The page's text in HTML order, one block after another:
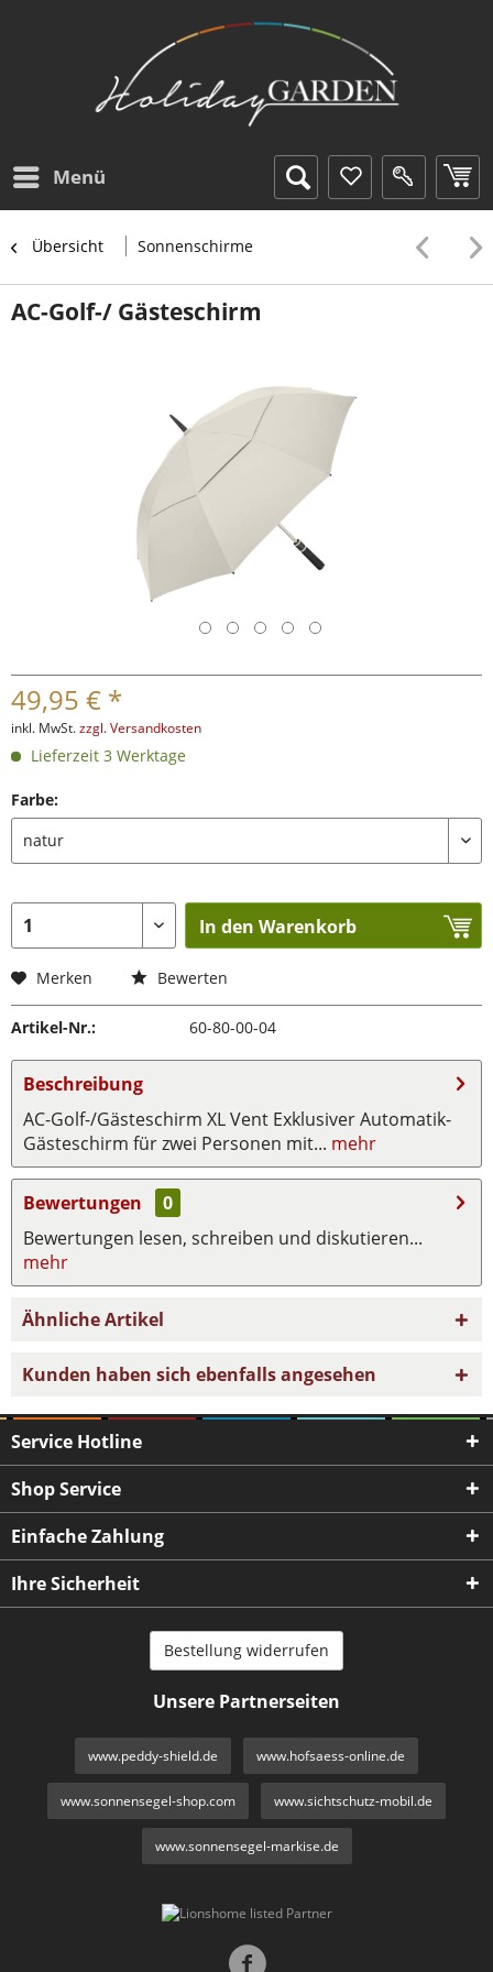
Menü
Übersicht Sonnenschirme
AC-Golf-/ Gästeschirm
49,95 € *
inkl. MwSt.zzgl. Versandkosten
Lieferzeit 3 Werktage
Farbe:
In den Warenkorb
Merken Bewerten
Artikel-Nr.: 60-80-00-04
Beschreibung
AC-Golf-/Gästeschirm XL Vent Exklusiver Automatik-
Gästeschirm für zwei Personen mit... mehr
Bewertungen
0
Bewertungen lesen, schreiben und diskutieren...
mehr
Ähnliche Artikel
Kunden haben sich ebenfalls angesehen
Service Hotline
Shop Service
Einfache Zahlung
Ihre Sicherheit
Bestellung widerrufen
Unsere Partnerseiten
www.peddy-shield.de www.hofsaess-online.de
www.sonnensegel-shop.com www.sichtschutz-mobil.de
www.sonnensegel-markise.de